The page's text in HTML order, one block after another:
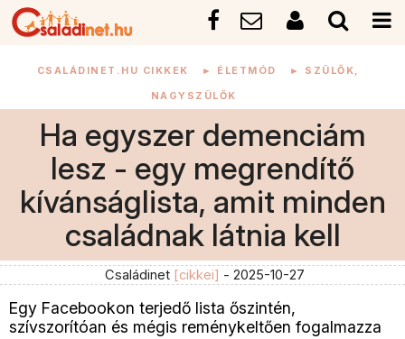
CSALÁDINET.HU CIKKEK ► ÉLETMÓD ► SZÜLŐK,
NAGYSZÜLŐK
Ha egyszer demenciám
lesz - egy megrendítő
kívánságlista, amit minden
családnak látnia kell
Családinet [cikkei] - 2025-10-27
Egy Facebookon terjedő lista őszintén,
szívszorítóan és mégis reménykeltően fogalmazza